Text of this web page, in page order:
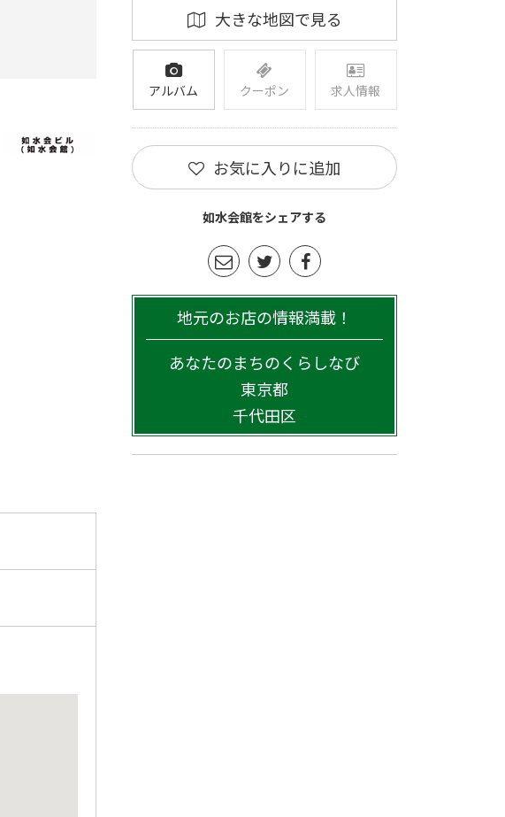
大きな地図で見る
アルバム クーポン 求人情報
お気に入りに追加
如水会館をシェアする
地元のお店の情報満載！
あなたのまちのくらしなび
東京都
千代田区